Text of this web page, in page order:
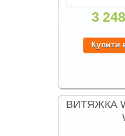
3
ВИТЯЖКА